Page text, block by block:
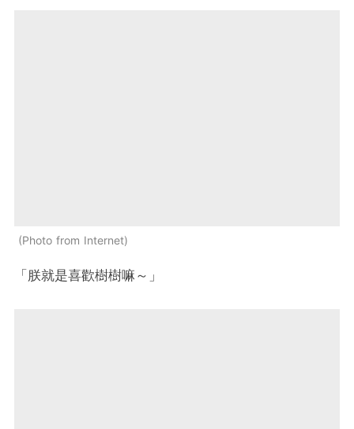
Photo from Internet
「朕就是喜歡樹樹嘛～」